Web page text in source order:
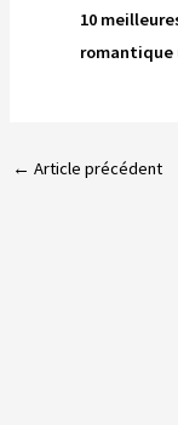
10
romantique
← Article précédent